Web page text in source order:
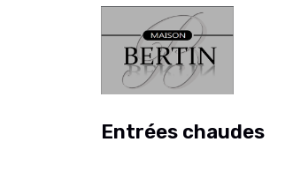
Entrées chaudes